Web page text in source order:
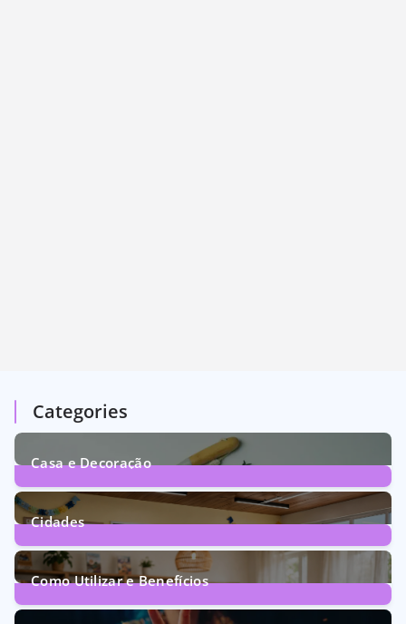
Categories
Casa e Decoração
1Post
Cidades
71Posts
Como Utilizar e Benefícios
160Posts